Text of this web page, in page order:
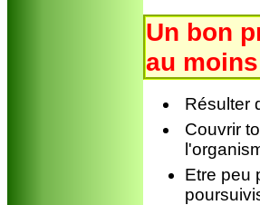
Un bon
au
Résulter
Couvrir
Etre peu